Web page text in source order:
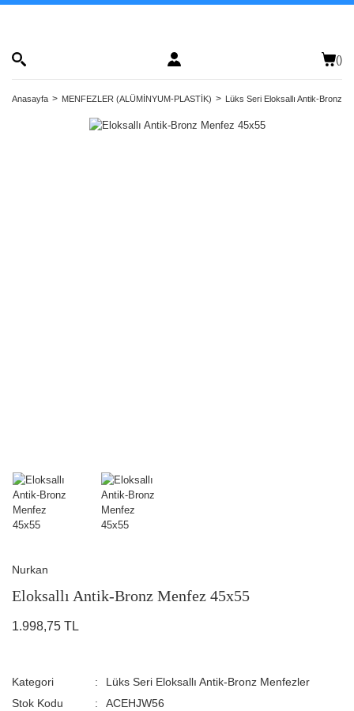
()
Anasayfa MENFEZLER (ALÜMİNYUM-PLASTİK) Lüks Seri Eloksallı Antik-Bronz
Nurkan
Eloksallı Antik-Bronz Menfez 45x55
1.998,75 TL
Kategori
Lüks Seri Eloksallı Antik-Bronz Menfezler
Stok Kodu
ACEHJW56